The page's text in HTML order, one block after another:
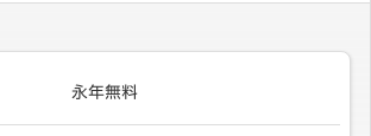
永年無料